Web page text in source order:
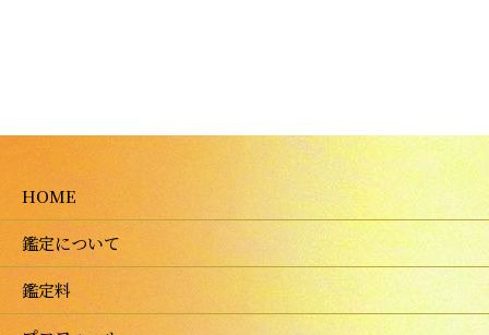
HOME
鑑定について
鑑定料